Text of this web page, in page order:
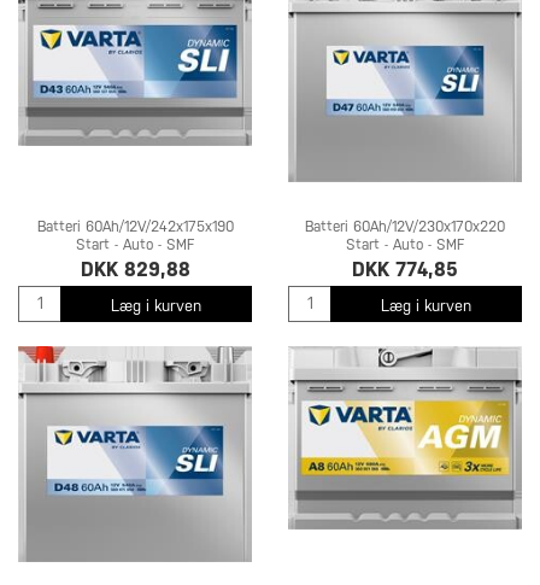
Batteri 60Ah/12V/242x175x190
Start - Auto - SMF
DKK 829,88
Læg i kurven
Batteri 60Ah/12V/230x170x220
Start - Auto - SMF
DKK 774,85
Læg i kurven